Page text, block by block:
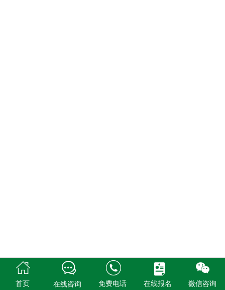

首页

在线咨询

免费电话

在线报名

微信咨询